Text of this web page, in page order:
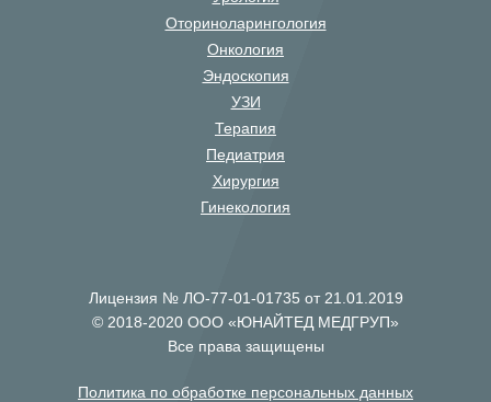
Оториноларингология
Онкология
Эндоскопия
УЗИ
Терапия
Педиатрия
Хирургия
Гинекология
Лицензия № ЛО-77-01-01735 от 21.01.2019
© 2018-2020 ООО «ЮНАЙТЕД МЕДГРУП»
Все права защищены
Политика по обработке персональных данных